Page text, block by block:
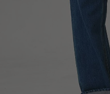
adidas by Stella McCartney
アディダス バイ ステラマッカートニー